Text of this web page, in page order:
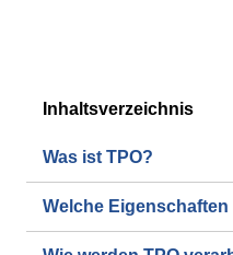
MEDIEN
News & Blog
Inhaltsverzeichnis
Was ist TPO?
Welche Eigenschaften